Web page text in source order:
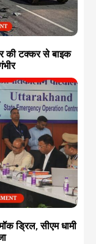
की टक्कर से बाइक
ड्रिल, सीएम धामी